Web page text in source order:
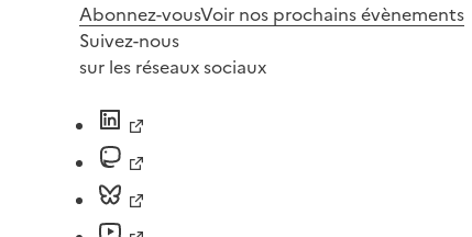
Abonnez-vousVoir nos prochains évènements
Suivez-nous
sur les réseaux sociaux